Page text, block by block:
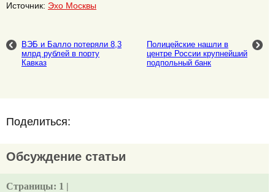
Источник: Эхо Москвы
ВЭБ и Балло потеряли 8,3
млрд рублей в порту
Кавказ
Полицейские нашли в
центре России крупнейший
подпольный банк
Поделиться:
Обсуждение статьи
Страницы: 1 |